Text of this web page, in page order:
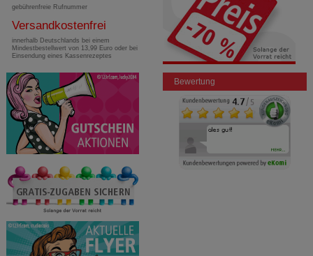
gebührenfreie Rufnummer
Versandkostenfrei
innerhalb Deutschlands bei einem
Mindestbestellwert von 13,99 Euro oder bei
Einsendung eines Kassenrezeptes
Bewertung